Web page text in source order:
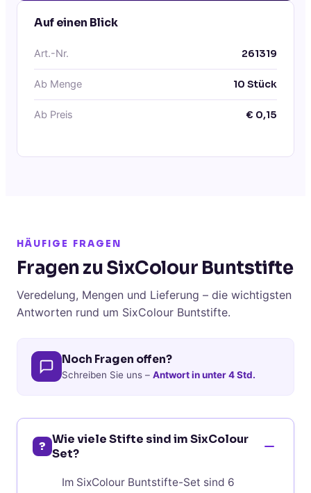
Auf einen Blick
Art.-Nr. 261319
Ab Menge 10 Stück
Ab Preis € 0,15
HÄUFIGE FRAGEN
Fragen zu SixColour Buntstifte
Veredelung, Mengen und Lieferung – die wichtigsten
Antworten rund um SixColour Buntstifte.
Noch Fragen offen?
Schreiben Sie uns – Antwort in unter 4 Std.
? Wie viele Stifte sind im SixColour
Set?
Im SixColour Buntstifte-Set sind 6